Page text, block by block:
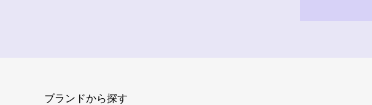
ブランドから探す